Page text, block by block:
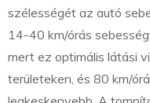
szélességét az autó
14-40 km/órás
mert ez optimális látási
területeken, és 80 km/